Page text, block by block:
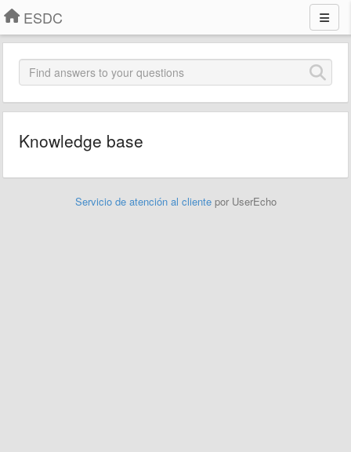
ESDC
Knowledge base
Servicio de atención al cliente por UserEcho